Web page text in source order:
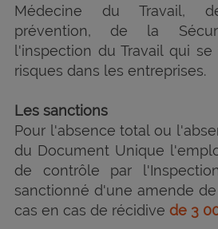
Médecine du Travail,
prévention, de la
l'inspection du Travail qui
risques dans les entreprises.
Les sanctions
Pour l'absence total ou
du Document Unique
de contrôle par
sanctionné d'une amende de
cas en cas de récidive de 3